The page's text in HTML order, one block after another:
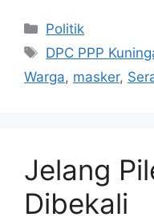
Kategori
Politik
Tag
DPC PPP
Warga, masker,
Jelang
Dibekali